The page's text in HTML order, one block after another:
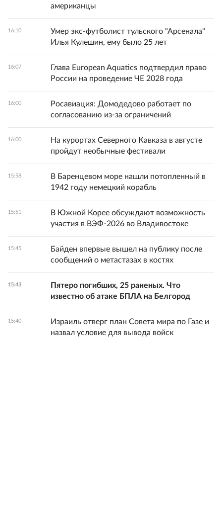
американцы
16:10
Умер экс-футболист тульского "Арсенала"
Илья Кулешин, ему было 25 лет
16:07
Глава European Aquatics подтвердил право
России на проведение ЧЕ 2028 года
16:00
Росавиация: Домодедово работает по
согласованию из-за ограничений
16:00
На курортах Северного Кавказа в августе
пройдут необычные фестивали
15:58
В Баренцевом море нашли потопленный в
1942 году немецкий корабль
15:51
В Южной Корее обсуждают возможность
участия в ВЭФ-2026 во Владивостоке
15:45
Байден впервые вышел на публику после
сообщений о метастазах в костях
15:43
Пятеро погибших, 25 раненых. Что
известно об атаке БПЛА на Белгород
15:40
Израиль отверг план Совета мира по Газе и
назвал условие для вывода войск